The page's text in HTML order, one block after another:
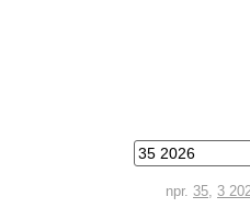
npr. 35, 3